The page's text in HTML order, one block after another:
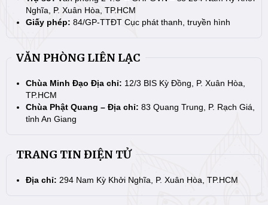
Nghĩa, P. Xuân Hòa, TP.HCM
Giấy phép: 84/GP-TTĐT Cục phát thanh, truyền hình
VĂN PHÒNG LIÊN LẠC
Chùa Minh Đạo Địa chỉ: 12/3 BIS Kỳ Đồng, P. Xuân Hòa,
TP.HCM
Chùa Phật Quang – Địa chỉ: 83 Quang Trung, P. Rạch Giá,
tỉnh An Giang
TRANG TIN ĐIỆN TỬ
Địa chỉ: 294 Nam Kỳ Khởi Nghĩa, P. Xuân Hòa, TP.HCM